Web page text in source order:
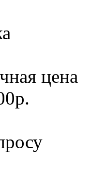
цена
р.